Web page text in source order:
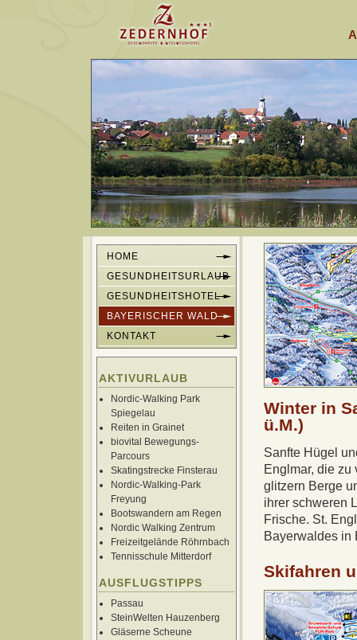
HOME
GESUNDHEITSURLAUB
GESUNDHEITSHOTEL
BAYERISCHER WALD
KONTAKT
AKTIVURLAUB
Nordic-Walking Park
Spiegelau
Reiten in Grainet
biovital Bewegungs-
Parcours
Skatingstrecke Finsterau
Nordic-Walking-Park
Freyung
Bootswandern am Regen
Nordic Walking Zentrum
Freizeitgelände Röhrnbach
Tennisschule Mitterdorf
AUSFLUGSTIPPS
Passau
SteinWelten Hauzenberg
Gläserne Scheune
Winter in
ü.M.)
Sanfte Hügel
Englmar, die
glitzern Berge
ihrer schweren
Frische. St.
Bayerwaldes in
Skifahren